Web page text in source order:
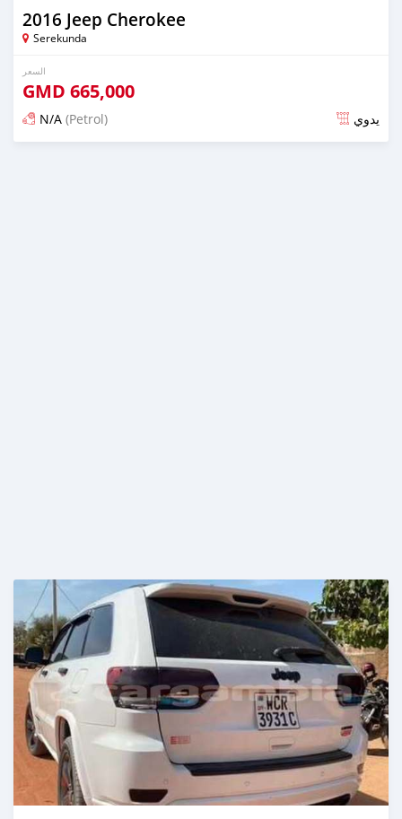
2016 Jeep Cherokee
Serekunda
السعر
GMD 665,000
N/A (Petrol) يدوي